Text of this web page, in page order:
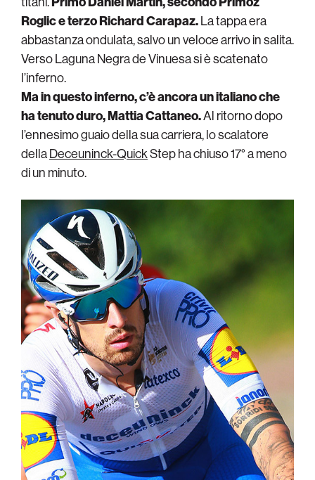
Roglic e terzo Richard Carapaz.La tappa era
abbastanza ondulata, salvo un veloce arrivo in salita.
Verso Laguna Negra de Vinuesa si è scatenato
l’inferno.
Ma in questo inferno, c’è ancora un italiano che
ha tenuto duro, Mattia Cattaneo.Al ritorno dopo
l’ennesimo guaio della sua carriera, lo scalatore
dellaDeceuninck-QuickStep ha chiuso 17° a meno
di un minuto.